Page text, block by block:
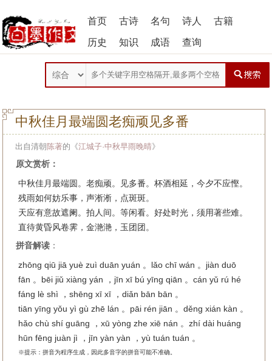
首页 古诗 名句 诗人 古籍
历史 知识 成语 查询
中秋佳月最端圆老痴顽见多番
出自清朝陈著的《江城子·中秋早雨晚晴》
原文赏析：
中秋佳月最端圆。老痴顽。见多番。杯酒相延，今夕不应慳。
残雨如何妨乐事，声淅淅，点斑斑。
天应有意故遮阑。拍人间。等闲看。好处时光，须用著些难。
直待黄昏风卷霁，金滟滟，玉团团。
拼音解读 ：
zhōng qiū jiā yuè zuì duān yuán 。lǎo chī wán 。jiàn duō
fān 。bēi jiǔ xiàng yán ，jīn xī bú yīng qiān 。cán yǔ rú hé
fáng lè shì ，shēng xī xī ，diǎn bān bān 。
tiān yīng yǒu yì gù zhē lán 。pāi rén jiān 。děng xián kàn 。
hǎo chù shí guāng ，xū yòng zhe xiē nán 。zhí dài huáng
hūn fēng juàn jì ，jīn yàn yàn ，yù tuán tuán 。
※提示：拼音为程序生成，因此多音字的拼音可能不准确。